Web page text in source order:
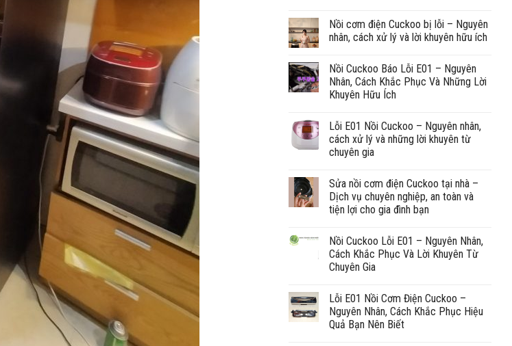
Nồi cơm điện Cuckoo bị lỗi – Nguyên
nhân, cách xử lý và lời khuyên hữu ích
Nồi Cuckoo Báo Lỗi E01 – Nguyên
Nhân, Cách Khắc Phục Và Những Lời
Khuyên Hữu Ích
Lỗi E01 Nồi Cuckoo – Nguyên nhân,
cách xử lý và những lời khuyên từ
chuyên gia
Sửa nồi cơm điện Cuckoo tại nhà –
Dịch vụ chuyên nghiệp, an toàn và
tiện lợi cho gia đình bạn
Nồi Cuckoo Lỗi E01 – Nguyên Nhân,
Cách Khắc Phục Và Lời Khuyên Từ
Chuyên Gia
Lỗi E01 Nồi Cơm Điện Cuckoo –
Nguyên Nhân, Cách Khắc Phục Hiệu
Quả Bạn Nên Biết